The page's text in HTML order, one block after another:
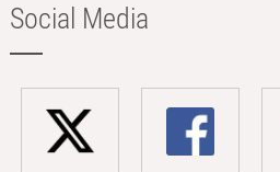
Social Media